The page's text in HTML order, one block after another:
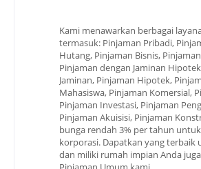
Kami menawarkan berbagai
termasuk: Pinjaman Pribadi,
Hutang, Pinjaman Bisnis,
Pinjaman dengan Jaminan
Jaminan, Pinjaman Hipotek,
Mahasiswa, Pinjaman Komersial,
Pinjaman Investasi, Pinjaman
Pinjaman Akuisisi, Pinjaman
bunga rendah 3% per tahun
korporasi. Dapatkan yang terbaik
dan miliki rumah impian Anda